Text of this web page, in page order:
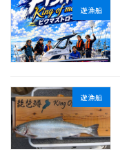
遊漁船
遊漁船